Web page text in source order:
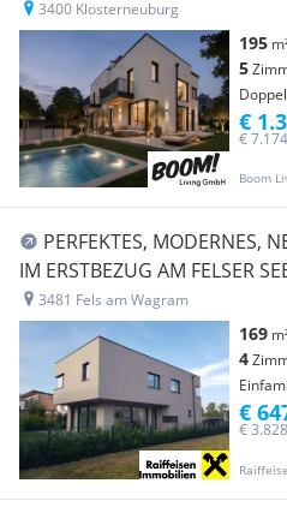
Stiftes Klosterneuburg!!
3400 Klosterneuburg
195
5
Boom
€
€
PERFEKTES, MODERNES,
IM ERSTBEZUG AM FELSER
3481 Fels am Wagram
169
4
€
€